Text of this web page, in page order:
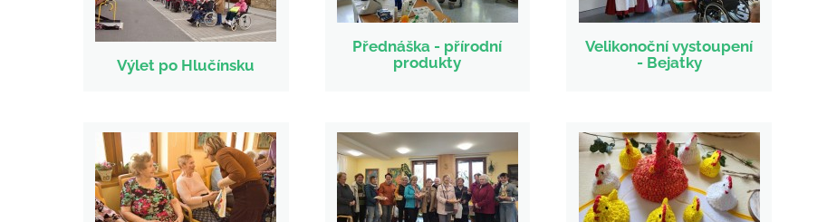
Výlet po Hlučínsku
Přednáška - přírodní
produkty
Velikonoční vystoupení
- Bejatky